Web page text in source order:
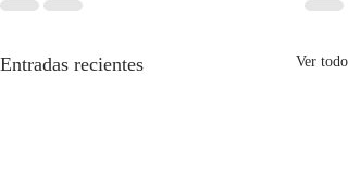
Entradas recientes Ver todo